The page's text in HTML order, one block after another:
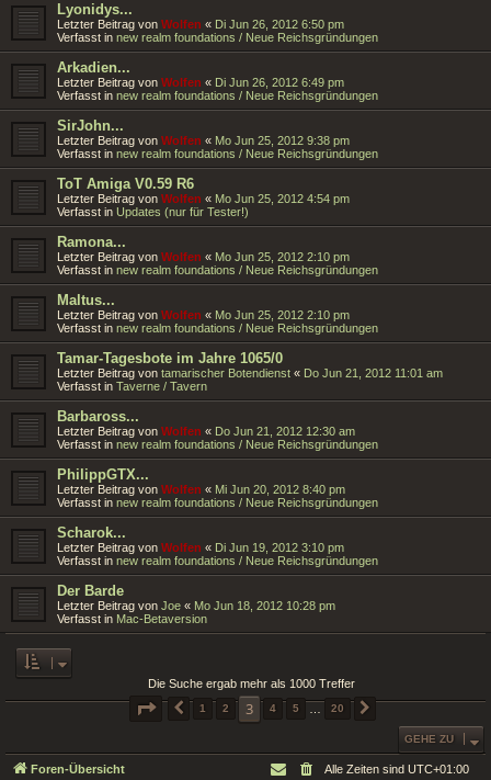
Lyonidys...
Letzter Beitrag von Wolfen « Di Jun 26, 2012 6:50 pm
Verfasst in new realm foundations / Neue Reichsgründungen
Arkadien...
Letzter Beitrag von Wolfen « Di Jun 26, 2012 6:49 pm
Verfasst in new realm foundations / Neue Reichsgründungen
SirJohn...
Letzter Beitrag von Wolfen « Mo Jun 25, 2012 9:38 pm
Verfasst in new realm foundations / Neue Reichsgründungen
ToT Amiga V0.59 R6
Letzter Beitrag von Wolfen « Mo Jun 25, 2012 4:54 pm
Verfasst in Updates (nur für Tester!)
Ramona...
Letzter Beitrag von Wolfen « Mo Jun 25, 2012 2:10 pm
Verfasst in new realm foundations / Neue Reichsgründungen
Maltus...
Letzter Beitrag von Wolfen « Mo Jun 25, 2012 2:10 pm
Verfasst in new realm foundations / Neue Reichsgründungen
Tamar-Tagesbote im Jahre 1065/0
Letzter Beitrag von tamarischer Botendienst « Do Jun 21, 2012 11:01 am
Verfasst in Taverne / Tavern
Barbaross...
Letzter Beitrag von Wolfen « Do Jun 21, 2012 12:30 am
Verfasst in new realm foundations / Neue Reichsgründungen
PhilippGTX...
Letzter Beitrag von Wolfen « Mi Jun 20, 2012 8:40 pm
Verfasst in new realm foundations / Neue Reichsgründungen
Scharok...
Letzter Beitrag von Wolfen « Di Jun 19, 2012 3:10 pm
Verfasst in new realm foundations / Neue Reichsgründungen
Der Barde
Letzter Beitrag von Joe « Mo Jun 18, 2012 10:28 pm
Verfasst in Mac-Betaversion
Die Suche ergab mehr als 1000 Treffer
SEITE3 VON 20
VORHERIGE
1 2 3 4 5 20
GEHE ZU
Foren-Übersicht Alle Zeiten sind UTC+01:00